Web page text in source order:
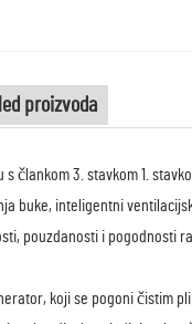
proizvoda
s člankom 3. stavkom 1.
buke, inteligentni
pouzdanosti i pogodnosti
koji se pogoni čistim